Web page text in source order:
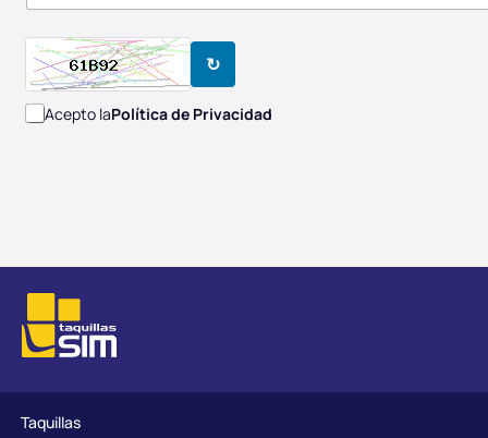
↻
Acepto laPolítica de Privacidad
Taquillas